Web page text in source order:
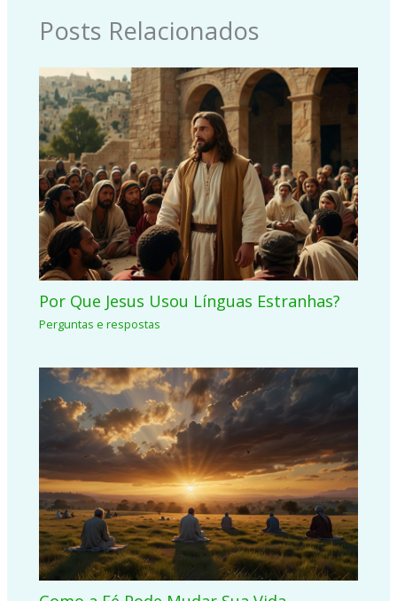
Posts Relacionados
Por Que Jesus Usou Línguas Estranhas?
Perguntas e respostas